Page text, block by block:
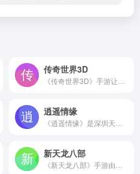
传奇世界3D
逍遥情缘
新天龙八部